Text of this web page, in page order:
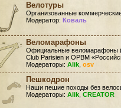
Велотуры
Организованные
Модератор: Коваль
Веломарафоны
Официальные веломарафоны
Club Parisien и ОРВМ
Модераторы: Alik osv
Пешкодрон
Наши пешие походы без
Модераторы: Alik CREATOR